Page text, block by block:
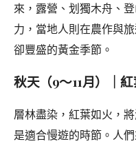
來，露營、划獨木舟、
力，當地人則在農作與
卻豐盛的黃金季節。
秋天（9～11月）｜
層林盡染，紅葉如火，
是適合慢遊的時節。人